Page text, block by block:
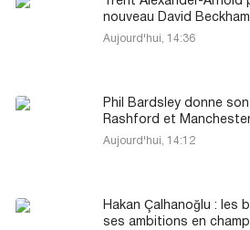
nouveau David
Aujourd'hui, 14:36
Phil Bardsley donne
Rashford et
Aujourd'hui, 14:12
Hakan Çalhanoğlu : les
ses ambitions en